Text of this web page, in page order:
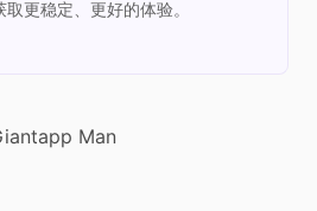
更稳定、更好的体验。
Man